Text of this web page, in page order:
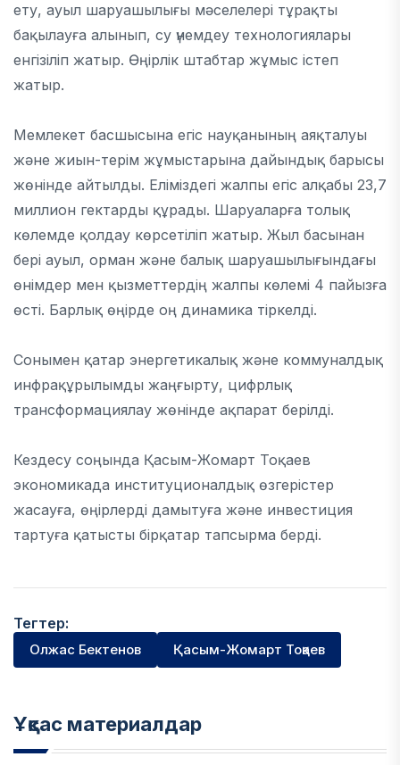
ету, ауыл шаруашылығы мәселелері тұрақты
бақылауға алынып, су үнемдеу технологиялары
енгізіліп жатыр. Өңірлік штабтар жұмыс істеп
жатыр.
Мемлекет басшысына егіс науқанының аяқталуы
және жиын-терім жұмыстарына дайындық барысы
жөнінде айтылды. Еліміздегі жалпы егіс алқабы 23,7
миллион гектарды құрады. Шаруаларға толық
көлемде қолдау көрсетіліп жатыр. Жыл басынан
бері ауыл, орман және балық шаруашылығындағы
өнімдер мен қызметтердің жалпы көлемі 4 пайызға
өсті. Барлық өңірде оң динамика тіркелді.
Сонымен қатар энергетикалық және коммуналдық
инфрақұрылымды жаңғырту, цифрлық
трансформациялау жөнінде ақпарат берілді.
Кездесу соңында Қасым-Жомарт Тоқаев
экономикада институционалдық өзгерістер
жасауға, өңірлерді дамытуға және инвестиция
тартуға қатысты бірқатар тапсырма берді.
Тегтер:
Олжас Бектенов Қасым-Жомарт Тоқаев
Ұқсас материалдар